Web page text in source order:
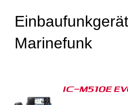
Marinefunk
IC-M510E